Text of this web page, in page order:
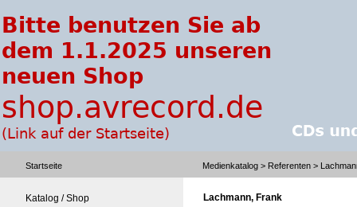
Startseite Medienkatalog > Referenten >
Katalog / Shop Lachmann, Frank